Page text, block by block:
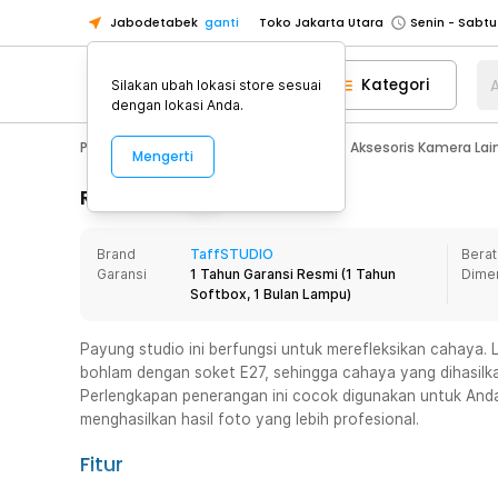
Jabodetabek ganti Toko Jakarta Utara
Toko Tangerang
Toko Cikupa
Pick n Go Jakarta Barat
Senin -
Pick n Go Bekasi
Senin - Jumat
Senin - Jumat
Senin -
Toko Jakarta Barat
Senin -
Toko Jakarta Utara
Toko Cikupa
Pick n Go Jakarta Barat
Senin -
Pick n Go Bekasi
Senin - Jumat
Kategori
Photography Aksesoris Kamera Aksesoris Kamera
Rincian Produk
Brand
TaffSTUDIO
Garansi
1 Tahun Garansi Resmi (1 Tahun
Softbox, 1 Bulan Lampu)
Payung studio ini berfungsi untuk merefleksikan cahaya.
bohlam dengan soket E27, sehingga cahaya yang
Perlengkapan penerangan ini cocok digunakan untuk
menghasilkan hasil foto yang lebih profesional.
Fitur
Silakan ubah lokasi store sesuai
dengan lokasi Anda.
Mengerti